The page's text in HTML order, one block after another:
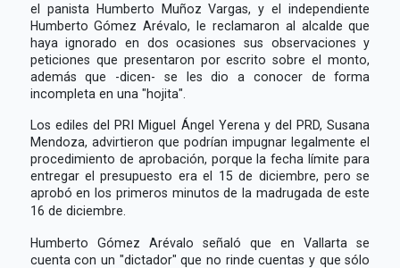
el panista Humberto Muñoz Vargas, y el independiente
Humberto Gómez Arévalo, le reclamaron al alcalde que
haya ignorado en dos ocasiones sus observaciones y
peticiones que presentaron por escrito sobre el monto,
además que -dicen- se les dio a conocer de forma
incompleta en una "hojita".
Los ediles del PRI Miguel Ángel Yerena y del PRD, Susana
Mendoza, advirtieron que podrían impugnar legalmente el
procedimiento de aprobación, porque la fecha límite para
entregar el presupuesto era el 15 de diciembre, pero se
aprobó en los primeros minutos de la madrugada de este
16 de diciembre.
Humberto Gómez Arévalo señaló que en Vallarta se
cuenta con un "dictador" que no rinde cuentas y que sólo